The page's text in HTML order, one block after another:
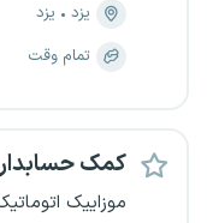
یزد
یزد
تمام وقت
کمک
موزاییک